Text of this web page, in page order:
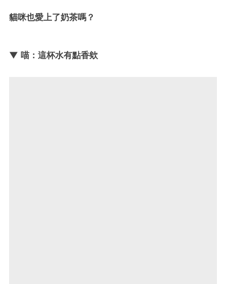
貓咪也愛上了奶茶嗎？
▼ 喵：這杯水有點香欸